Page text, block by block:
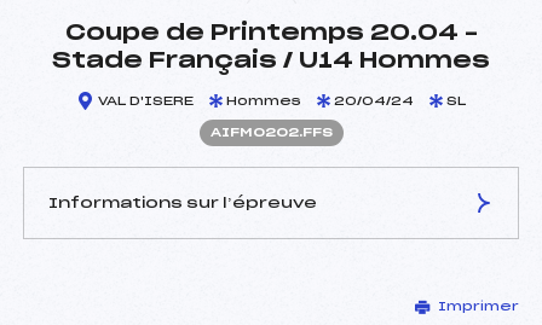
Coupe de Printemps 20.04 –
Stade Français / U14 Hommes
VAL D'ISERE Hommes 20/04/24 SL
AIFM0202.FFS
Informations sur l’épreuve
CHILTON MATTHIEU (IF)
Imprimer